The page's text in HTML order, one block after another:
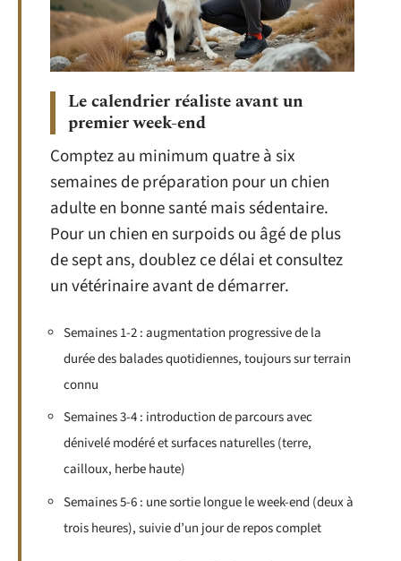
Le calendrier réaliste avant un
premier week-end
Comptez au minimum quatre à six
semaines de préparation pour un chien
adulte en bonne santé mais sédentaire.
Pour un chien en surpoids ou âgé de plus
de sept ans, doublez ce délai et consultez
un vétérinaire avant de démarrer.
Semaines 1-2 : augmentation progressive de la
durée des balades quotidiennes, toujours sur terrain
connu
Semaines 3-4 : introduction de parcours avec
dénivelé modéré et surfaces naturelles (terre,
cailloux, herbe haute)
Semaines 5-6 : une sortie longue le week-end (deux à
trois heures), suivie d’un jour de repos complet